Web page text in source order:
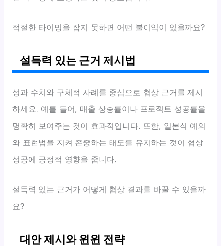
적절한 타이밍을 잡지 못하면 어떤 불이익이 있을까요?
설득력 있는 근거 제시법
성과 수치와 구체적 사례를 중심으로 협상 근거를 제시
하세요. 예를 들어, 매출 상승률이나 프로젝트 성공률을
명확히 보여주는 것이 효과적입니다. 또한, 일본식 예의
와 표현법을 지켜 존중하는 태도를 유지하는 것이 협상
성공에 긍정적 영향을 줍니다.
설득력 있는 근거가 어떻게 협상 결과를 바꿀 수 있을까
요?
대안 제시와 윈윈 전략